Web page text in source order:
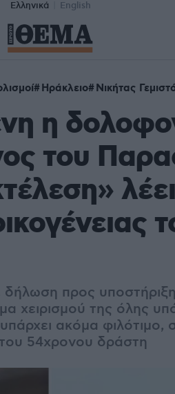
Ελληνικά English
Ηράκλειο Νικήτας
η
του
προς
χειρισμού της όλης
ακόμα φιλότιμο,
του 54χρονου δράστη